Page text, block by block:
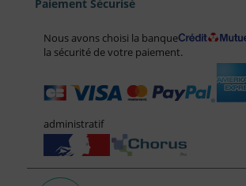
Paiement Sécurisé
Nous avons choisi la banque
la sécurité de votre paiement.
administratif